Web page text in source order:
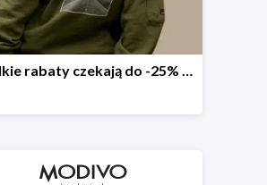
Wielkie rabaty czekają do -25% na nieprzecenione produkty